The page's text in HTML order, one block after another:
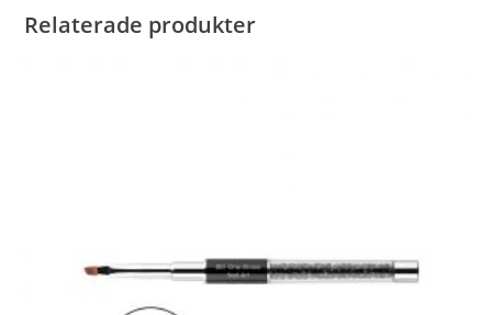
Relaterade produkter